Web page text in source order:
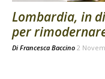
Lombardia, in
per
Di Francesca Baccino 2